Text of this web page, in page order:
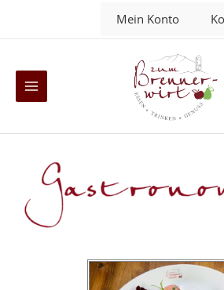
Mein Konto
Menu